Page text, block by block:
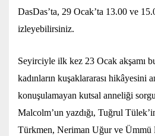
DasDas’ta, 29 Ocak’ta 13.00 ve
izleyebilirsiniz.
Seyirciyle ilk kez 23 Ocak akşamı
kadınların kuşaklararası hikâyesini
konuşulamayan kutsal anneliği
Malcolm’un yazdığı, Tuğrul
Türkmen, Neriman Uğur ve Ümmü